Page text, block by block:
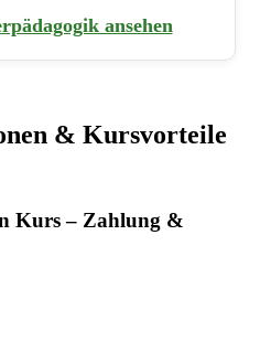
ansehen
& Kursvorteile
Kurs – Zahlung &